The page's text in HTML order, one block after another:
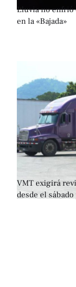
Lluvia no enfrió
en la «Bajada»
VMT exigirá
desde el